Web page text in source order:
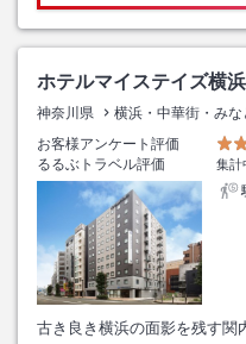
ホテルマイステイズ横
神奈川県 横浜・中華街・み
お客様アンケート評価
るるぶトラベル評価
集計
古き良き横浜の面影を残す関